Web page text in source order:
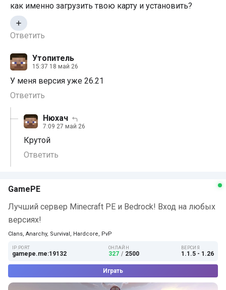
как именно загрузить твою карту и установить?
Ответить
Утопитель
15:37 18 май 26
У меня версия уже 26.21
Ответить
Нюхач
7:09 27 май 26
Крутой
Ответить
GamePE
Лучший сервер Minecraft PE и Bedrock! Вход на любых
версиях!
Clans, Anarchy, Survival, Hardcore, PvP
IP:PORT
gamepe.me:19132
ОНЛАЙН
327 / 2500
ВЕРСИЯ
1.1.5 - 1.26
Играть